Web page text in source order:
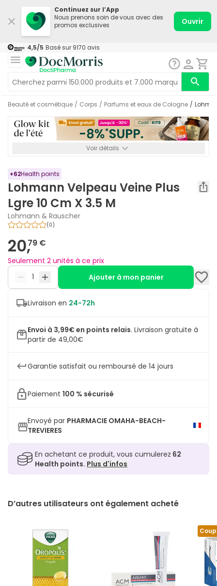
Continuez sur l’App
Nous prenons soin de vous avec des
promos exclusives
Ouvrir
4,5/5 Basé sur 9170 avis
Beauté et cosmétique / Corps / Parfums et eaux de Cologne /
Voir détails
+62Health points
Lohmann Velpeau Veine Plus
Lgre 10 Cm X 3.5 M
Lohmann & Rauscher
(0)
20,79 €
Seulement 2 unités à ce prix
Ajouter à mon panier
Livraison en 24-72h
Envoi à 3,99€ en points relais. Livraison gratuite à
partir de 49,00€
Garantie satisfait ou remboursé de 14 jours
Paiement 100 % sécurisé
Envoyé par PHARMACIE OMAHA-BEACH-
TREVIERES
En achetant ce produit, vous cumulerez 62
Health points. Plus d'infos
D’autres utilisateurs ont également acheté